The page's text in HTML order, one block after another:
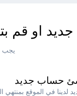
او قم
يجب
حساب جديد
في الموقع بمنتهي